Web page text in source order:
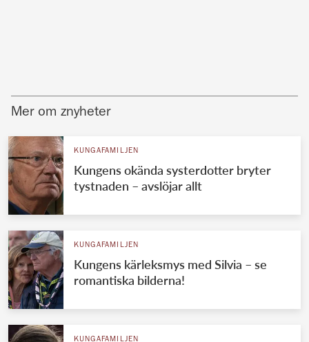
Mer om znyheter
KUNGAFAMILJEN
Kungens okända systerdotter bryter
tystnaden – avslöjar allt
KUNGAFAMILJEN
Kungens kärleksmys med Silvia – se
romantiska bilderna!
KUNGAFAMILJEN